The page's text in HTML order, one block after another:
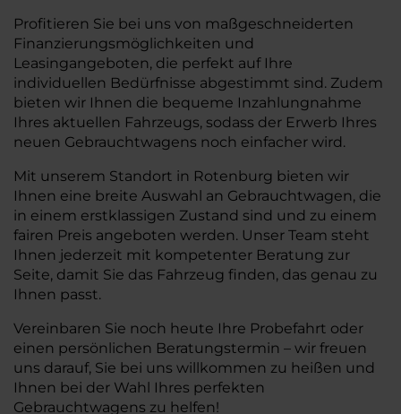
Profitieren Sie bei uns von maßgeschneiderten
Finanzierungsmöglichkeiten und
Leasingangeboten, die perfekt auf Ihre
individuellen Bedürfnisse abgestimmt sind. Zudem
bieten wir Ihnen die bequeme Inzahlungnahme
Ihres aktuellen Fahrzeugs, sodass der Erwerb Ihres
neuen Gebrauchtwagens noch einfacher wird.
Mit unserem Standort in Rotenburg bieten wir
Ihnen eine breite Auswahl an Gebrauchtwagen, die
in einem erstklassigen Zustand sind und zu einem
fairen Preis angeboten werden. Unser Team steht
Ihnen jederzeit mit kompetenter Beratung zur
Seite, damit Sie das Fahrzeug finden, das genau zu
Ihnen passt.
Vereinbaren Sie noch heute Ihre Probefahrt oder
einen persönlichen Beratungstermin – wir freuen
uns darauf, Sie bei uns willkommen zu heißen und
Ihnen bei der Wahl Ihres perfekten
Gebrauchtwagens zu helfen!